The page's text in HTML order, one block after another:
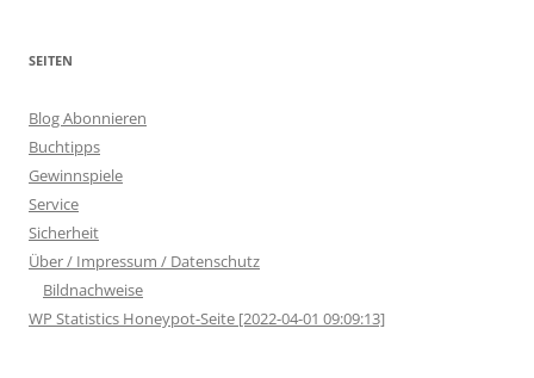
SEITEN
Blog Abonnieren
Buchtipps
Gewinnspiele
Service
Sicherheit
Über / Impressum / Datenschutz
Bildnachweise
WP Statistics Honeypot-Seite [2022-04-01 09:09:13]